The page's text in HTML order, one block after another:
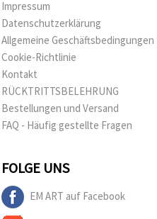
Impressum
Datenschutzerklärung
Allgemeine Geschäftsbedingungen
Cookie-Richtlinie
Kontakt
RÜCKTRITTSBELEHRUNG
Bestellungen und Versand
FAQ - Häufig gestellte Fragen
FOLGE UNS
EM ART auf Facebook